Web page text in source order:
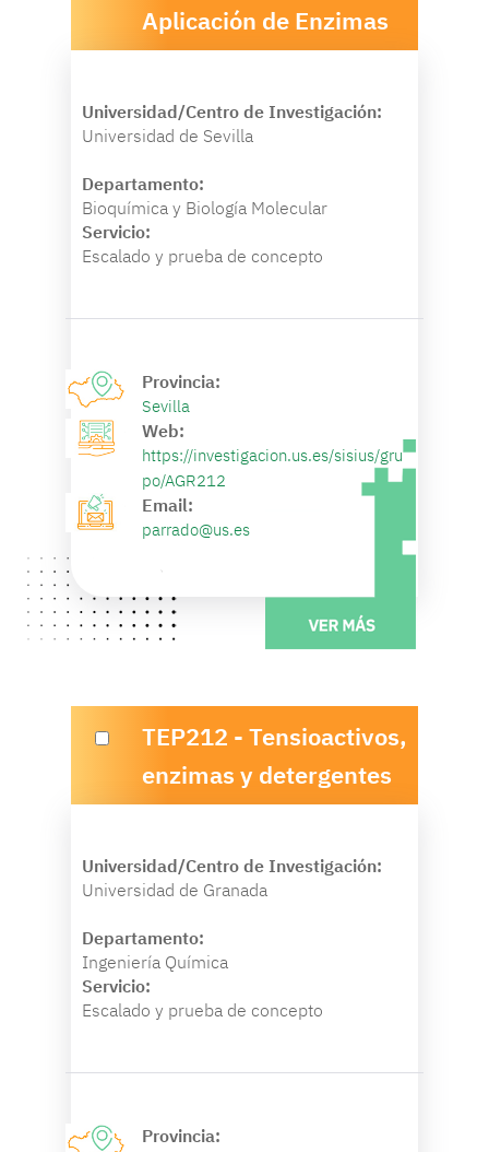
Aplicación de Enzimas
Universidad/Centro de Investigación:
Universidad de Sevilla
Departamento:
Bioquímica y Biología Molecular
Servicio:
Escalado y prueba de concepto
Provincia:
Sevilla
Web:
https://investigacion.us.es/sisius/gru
po/AGR212
Email:
parrado@us.es
TEP212 - Tensioactivos,
enzimas y detergentes
Universidad/Centro de Investigación:
Universidad de Granada
Departamento:
Ingeniería Química
Servicio:
Escalado y prueba de concepto
Provincia: